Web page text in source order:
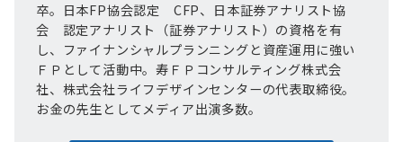
卒。日本FP協会認定 CFP、日本証券アナリスト協
会 認定アナリスト（証券アナリスト）の資格を有
し、ファイナンシャルプランニングと資産運用に強い
ＦＰとして活動中。寿ＦＰコンサルティング株式会
社、株式会社ライフデザインセンターの代表取締役。
お金の先生としてメディア出演多数。